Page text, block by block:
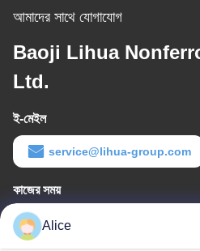
আমাদের সাথে যোগাযোগ
Baoji Lihua
Ltd.
ই-মেইল
service@lihua-group.com
কাজের সময়
8:30-18:00
Alice